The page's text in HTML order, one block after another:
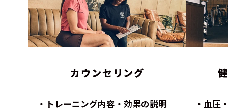
カウンセリング
トレーニング内容・効果の説明
血圧